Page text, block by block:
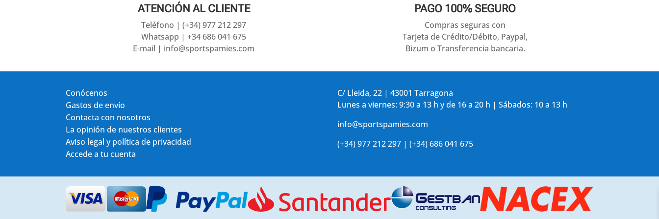
ATENCIÓN AL CLIENTE
Teléfono | (+34) 977 212 297
Whatsapp | +34 686 041 675
E-mail | info@sportspamies.com
PAGO 100% SEGURO
Compras seguras con
Tarjeta de Crédito/Débito, Paypal,
Bizum o Transferencia bancaria.
Conócenos
Gastos de envío
Contacta con nosotros
La opinión de nuestros clientes
Aviso legal y política de privacidad
Accede a tu cuenta
C/ Lleida, 22 | 43001 Tarragona
Lunes a viernes: 9:30 a 13 h y de 16 a 20 h | Sábados: 10 a 13 h
info@sportspamies.com
(+34) 977 212 297 | (+34) 686 041 675